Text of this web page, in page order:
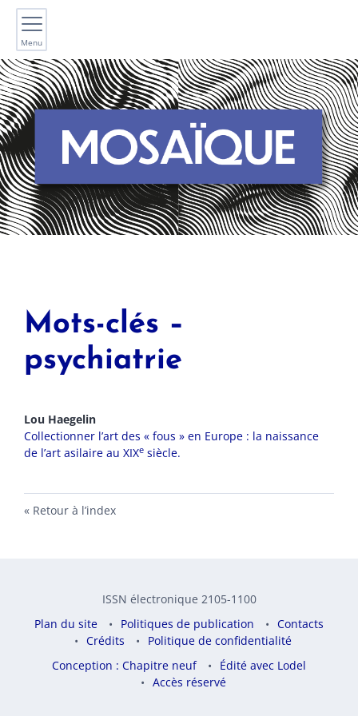
Menu
Mots-clés –
psychiatrie
Lou Haegelin
Collectionner l’art des « fous » en Europe : la naissance
de l’art asilaire au XIXe siècle.
Retour à l’index
ISSN électronique 2105-1100
Plan du site
Politiques de publication
Contacts
Crédits
Politique de confidentialité
Conception : Chapitre neuf
Édité avec Lodel
Accès réservé